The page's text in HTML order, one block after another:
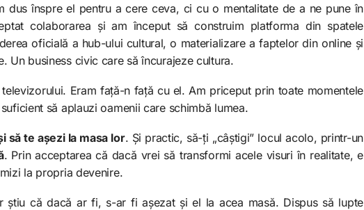
dus înspre el pentru a cere ceva, ci cu o mentalitate de a ne pune în
colaborarea și am început să construim platforma din spatele
oficială a hub-ului cultural, o materializare a faptelor din online și
Un business civic care să încurajeze cultura.
Eram față-n față cu el. Am priceput prin toate momentele
să aplauzi oamenii care schimbă lumea.
să te așezi la masa lor. Și practic, să-ți „câștigi” locul acolo, printr-un
. Prin acceptarea că dacă vrei să transformi acele visuri în realitate, e
la propria devenire.
știu că dacă ar fi, s-ar fi așezat și el la acea masă. Dispus să lupte